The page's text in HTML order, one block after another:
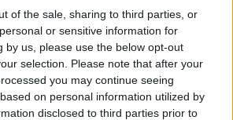
of the sale, sharing to third parties, or
or sensitive information for
by us, please use the below opt-out
selection. Please note that after your
you may continue seeing
on personal information utilized by
disclosed to third parties prior to